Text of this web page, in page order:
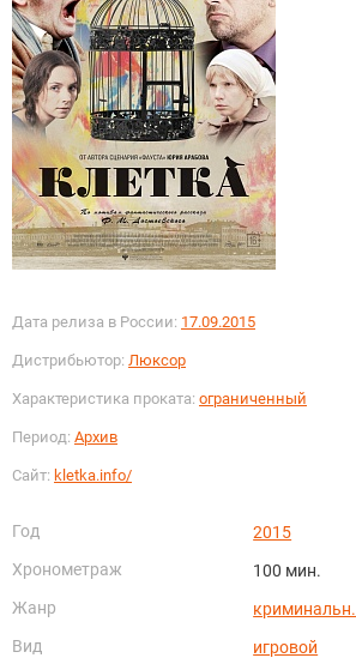
Дата релиза в России: 17.09.2015
Дистрибьютор: Люксор
Характеристика проката: ограниченный
Период: Архив
Сайт: kletka.info/
Год
2015
Хронометраж
100 мин.
Жанр
криминальн.
Вид
игровой